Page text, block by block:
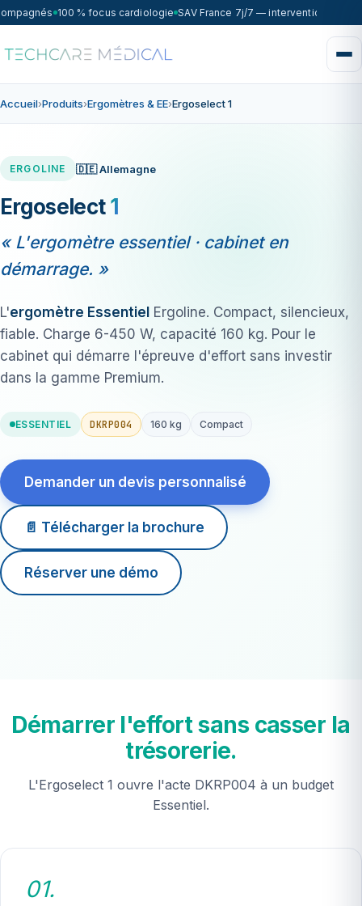
100 % focus cardiologie SAV France 7j/7 — intervention sous
Accueil›Produits›Ergomètres & EE›Ergoselect 1
ERGOLINE 🇩🇪 Allemagne
Ergoselect1
« L'ergomètre essentiel · cabinet en
démarrage. »
L'ergomètre Essentiel Ergoline. Compact, silencieux,
fiable. Charge 6-450 W, capacité 160 kg. Pour le
cabinet qui démarre l'épreuve d'effort sans investir
dans la gamme Premium.
ESSENTIEL DKRP004 160 kg Compact
Demander un devis personnalisé
📄 Télécharger la brochure
Réserver une démo
6-450 W
charge
Démarrer l'effort sans casser la
trésorerie.
L'Ergoselect 1 ouvre l'acte DKRP004 à un budget
Essentiel.
01.